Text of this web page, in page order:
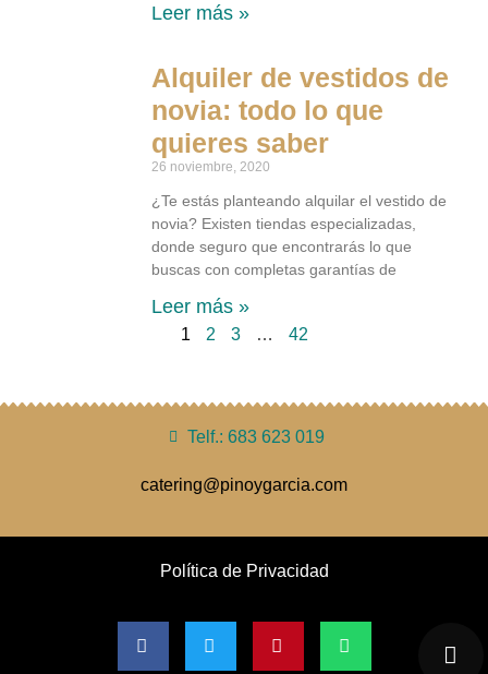
Leer más »
Alquiler de vestidos de
novia: todo lo que
quieres saber
26 noviembre, 2020
¿Te estás planteando alquilar el vestido de
novia? Existen tiendas especializadas,
donde seguro que encontrarás lo que
buscas con completas garantías de
Leer más »
1 2 3 … 42
Telf.: 683 623 019
catering@pinoygarcia.com
Política de Privacidad